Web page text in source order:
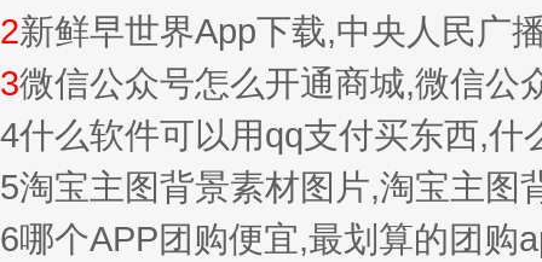
2新鲜早世界App下载,中央人民广
3微信公众号怎么开通商城,微信公
4什么软件可以用qq支付买东西,什
5淘宝主图背景素材图片,淘宝主图
6哪个APP团购便宜,最划算的团购